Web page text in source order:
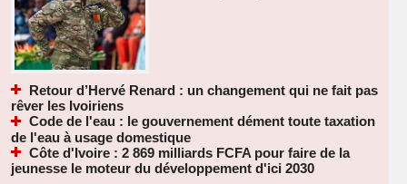
Retour d’Hervé Renard : un changement qui ne fait pas
rêver les Ivoiriens
Code de l'eau : le gouvernement dément toute taxation
de l'eau à usage domestique
Côte d'Ivoire : 2 869 milliards FCFA pour faire de la
jeunesse le moteur du développement d'ici 2030